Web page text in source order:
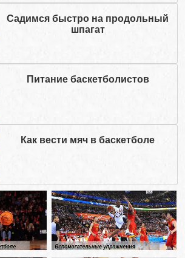
Садимся быстро на продольный
шпагат
Питание баскетболистов
Как вести мяч в баскетболе